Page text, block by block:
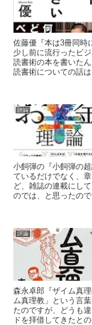
佐藤優『本は3冊同時
少し前に流行ったビ
読書術の本を書いた
読書術についての話
評論
小飼弾の『小飼弾の
ているだけでなく、
ど、雑誌の連載にし
のでは、と思ったの
評論
森永卓郎『ザイム真
ム真理教」という言
たのですが、どうも
ドを拝借してきたと